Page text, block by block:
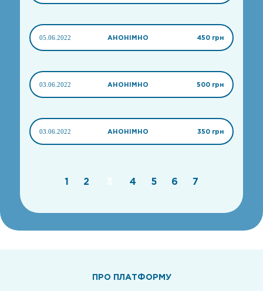
05.06.2022 АНОНІМНО 450 грн
03.06.2022 АНОНІМНО 500 грн
03.06.2022 АНОНІМНО 350 грн
1 2 4 5 6 7
ПРО ПЛАТФОРМУ